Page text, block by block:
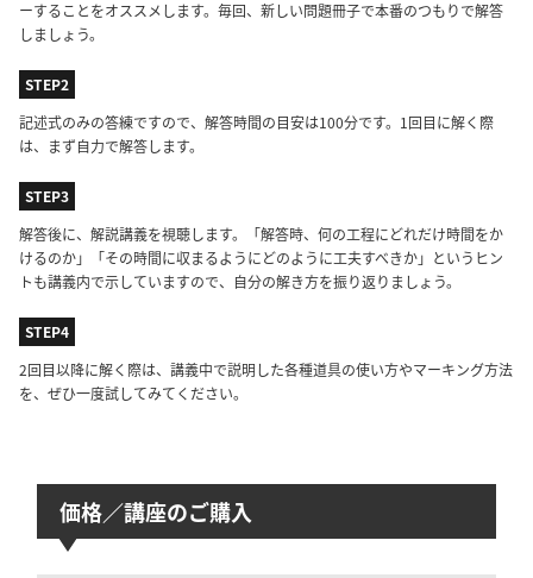
ーすることをオススメします。毎回、新しい問題冊子で本番のつもりで解答
しましょう。
STEP2
記述式のみの答練ですので、解答時間の目安は100分です。1回目に解く際
は、まず自力で解答します。
STEP3
解答後に、解説講義を視聴します。「解答時、何の工程にどれだけ時間をか
けるのか」「その時間に収まるようにどのように工夫すべきか」というヒン
トも講義内で示していますので、自分の解き方を振り返りましょう。
STEP4
2回目以降に解く際は、講義中で説明した各種道具の使い方やマーキング方法
を、ぜひ一度試してみてください。
価格／講座のご購入